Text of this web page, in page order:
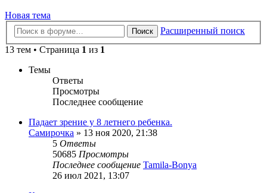
Новая тема
Поиск
Расширенный поиск
13 тем • Страница 1 из 1
Темы
Ответы
Просмотры
Последнее сообщение
Падает зрение у 8 летнего ребенка.
Самирочка » 13 ноя 2020, 21:38
5 Ответы
50685 Просмотры
Последнее сообщение Tamila-Bonya
26 июл 2021, 13:07